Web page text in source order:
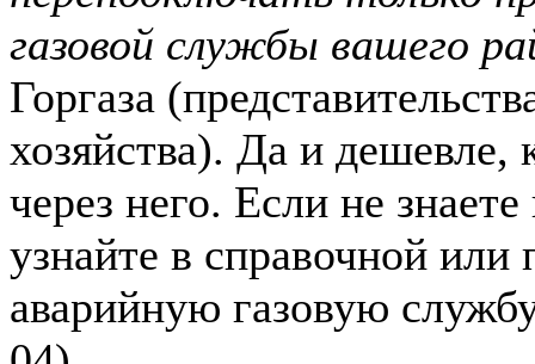
газовой службы вашего
Горгаза
хозяйства). Да и дешевле,
через него. Если не
узнайте в справочной или
аварийную газовую